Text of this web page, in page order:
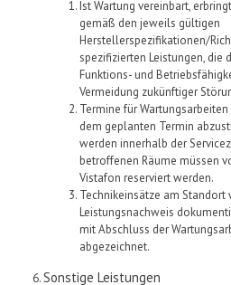
Ist Wartung vereinbart, erbringt
gemäß den jeweils gültigen
Herstellerspezifikationen/
spezifizierten Leistungen, die
Funktions- und
Vermeidung zukünftiger
Termine für
dem geplanten Termin
werden innerhalb der
betroffenen Räume müssen
Vistafon reserviert werden.
Technikeinsätze am Standort
Leistungsnachweis
mit Abschluss der
abgezeichnet.
Sonstige Leistungen